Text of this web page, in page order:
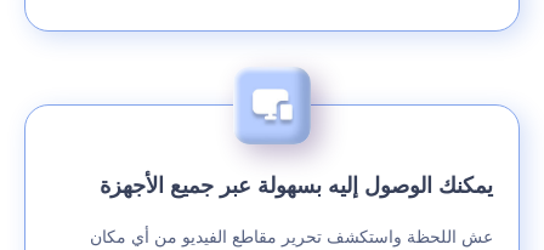
يمكنك الوصول إليه بسهولة عبر جميع الأجهزة
عش اللحظة واستكشف تحرير مقاطع الفيديو من أي مكان